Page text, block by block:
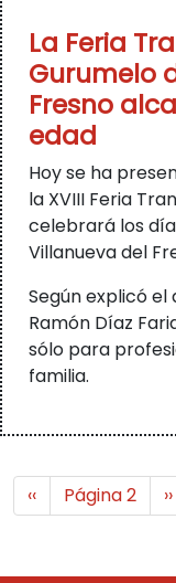
La Feria
Gurumelo
Fresno
edad
Hoy se ha
la XVIII Feria
celebrará los
Villanueva del
Según explicó
Ramón Díaz
sólo para
familia.
Paginación
Página anterior
‹‹ Página 2 ››